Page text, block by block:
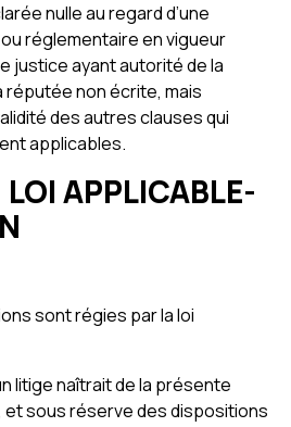
nulle au regard d’une
réglementaire en vigueur
justice ayant autorité de la
non écrite, mais
des autres clauses qui
applicables.
APPLICABLE-
sont régies par la loi
litige naîtrait de la présente
sous réserve des dispositions